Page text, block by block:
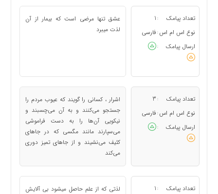
تعداد پیامک :
1
نوع اس ام اس : فارسی
ارسال پیامک
:
عشق تنها مرضی است که بیمار از آن
لذت میبرد
تعداد پیامک :
3
نوع اس ام اس : فارسی
ارسال پیامک
:
اشرار ، کسانی را گویند که عیوب مردم را
جستجو می‌کنند و به‌ آن می‌چسبند و
نیکویی آن‌ها را به دست فراموشی
می‌سپارند مانند مگسی که در جاهای
کثیف می‌نشیند و از جاهای تمیز دوری
می‌کند
تعداد پیامک :
1
لذتی که از علم حاصل میشود بی آلایش